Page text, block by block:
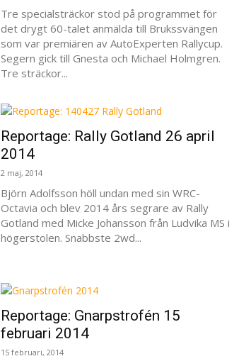
Tre specialsträckor stod på programmet för
det drygt 60-talet anmälda till Brukssvängen
som var premiären av AutoExperten Rallycup.
Segern gick till Gnesta och Michael Holmgren.
Tre sträckor...
Reportage: Rally Gotland 26 april
2014
2 maj, 2014
Björn Adolfsson höll undan med sin WRC-
Octavia och blev 2014 års segrare av Rally
Gotland med Micke Johansson från Ludvika MS i
högerstolen. Snabbste 2wd...
Reportage: Gnarpstrofén 15
februari 2014
15 februari, 2014